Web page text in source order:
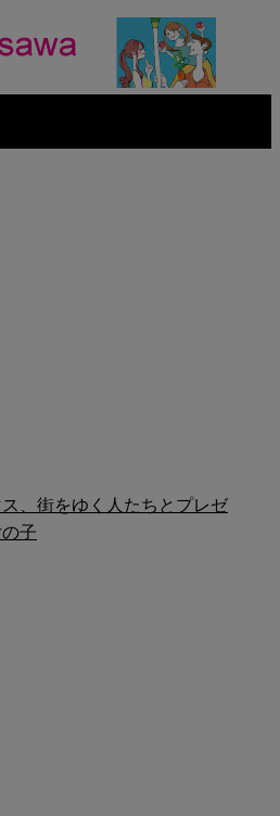
、街をゆく人たちとプレゼ
子